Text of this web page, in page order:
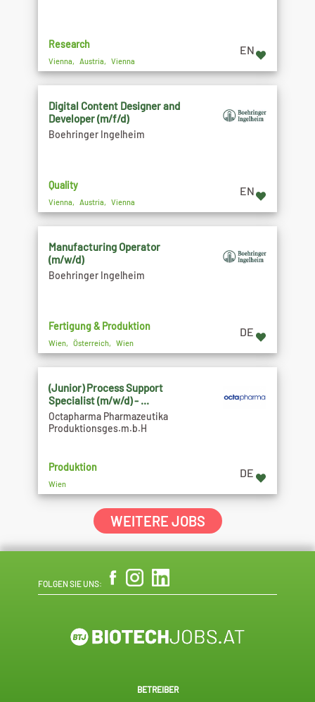
Research
Vienna, Austria, Vienna
EN
Digital Content Designer and
Developer (m/f/d)
Boehringer Ingelheim
Quality
Vienna, Austria, Vienna
EN
Manufacturing Operator
(m/w/d)
Boehringer Ingelheim
Fertigung & Produktion
Wien, Österreich, Wien
DE
(Junior) Process Support
Specialist (m/w/d) - ...
Octapharma Pharmazeutika
Produktionsges.m.b.H
Produktion
Wien
DE
WEITERE JOBS
FOLGEN SIE UNS:
BETREIBER